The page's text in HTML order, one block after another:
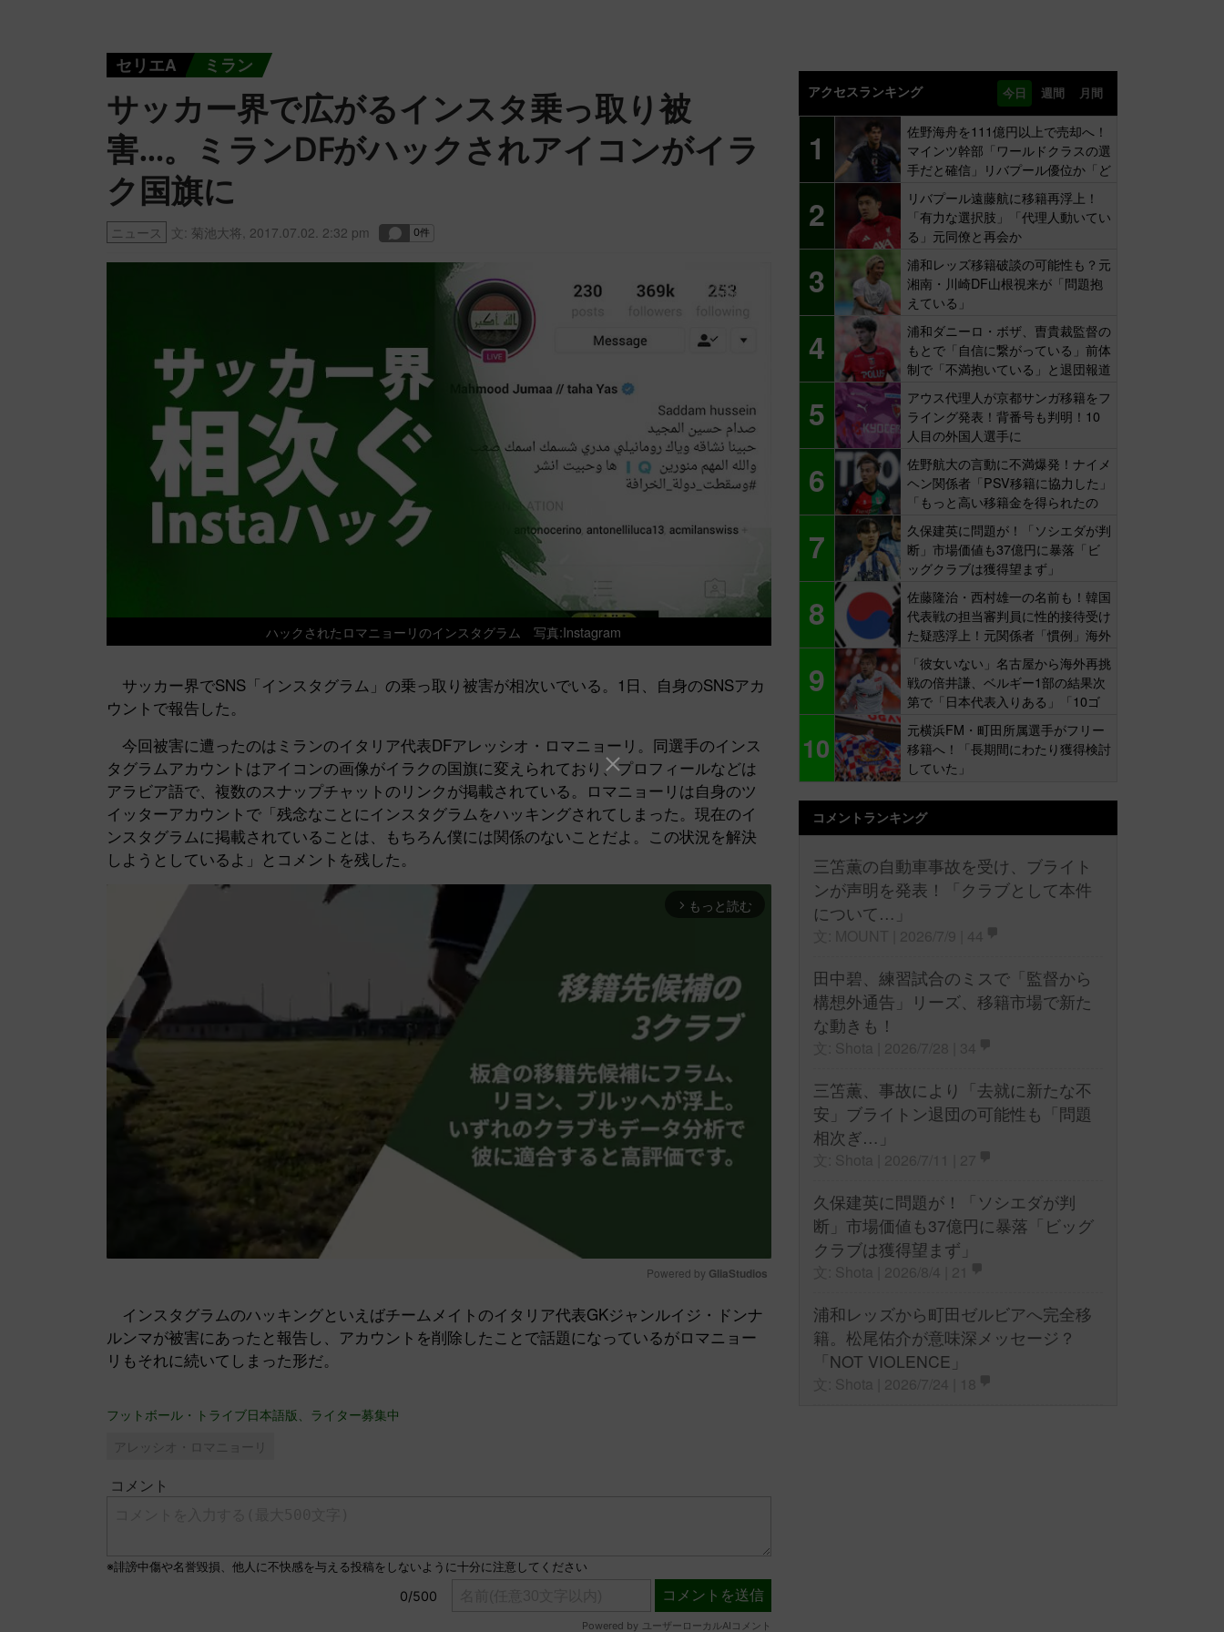
セリエA ミラン
サッカー界で広がるインスタ乗っ取り被
害…。ミランDFがハックされアイコンがイラ
ク国旗に
ニュース 文: 菊池大将 2017.07.02. 2:32 pm
ハックされたロマニョーリのインスタグラム 写真:Instagram
サッカー界でSNS「インスタグラム」の乗っ取り被害が相次いでいる。1日、自身のSNSアカ
ウントで報告した。
今回被害に遭ったのはミランのイタリア代表DFアレッシオ・ロマニョーリ。同選手のインス
タグラムアカウントはアイコンの画像がイラクの国旗に変えられており、プロフィールなどは
アラビア語で、複数のスナップチャットのリンクが掲載されている。ロマニョーリは自身のツ
イッターアカウントで「残念なことにインスタグラムをハッキングされてしまった。現在のイ
ンスタグラムに掲載されていることは、もちろん僕には関係のないことだよ。この状況を解決
しようとしているよ」とコメントを残した。
arrow_forward_ios もっと読む
Mute
Powered by GliaStudios
インスタグラムのハッキングといえばチームメイトのイタリア代表GKジャンルイジ・ドンナ
ルンマが被害にあったと報告し、アカウントを削除したことで話題になっているがロマニョー
リもそれに続いてしまった形だ。
フットボール・トライブ日本語版、ライター募集中
アレッシオ・ロマニョーリ
アクセスランキング 今日 週間 月間
1
佐野海舟を111億円以上で売却へ！
マインツ幹部「ワールドクラスの選
手だと確信」リバプール優位か「ど
ちらかだ」
2
リバプール遠藤航に移籍再浮上！
「有力な選択肢」「代理人動いてい
る」元同僚と再会か
3
浦和レッズ移籍破談の可能性も？元
湘南・川崎DF山根視来が「問題抱
えている」
4
浦和ダニーロ・ボザ、曺貴裁監督の
もとで「自信に繋がっている」前体
制で「不満抱いている」と退団報道
5
アウス代理人が京都サンガ移籍をフ
ライング発表！背番号も判明！10
人目の外国人選手に
6
佐野航大の言動に不満爆発！ナイメ
ヘン関係者「PSV移籍に協力した」
「もっと高い移籍金を得られたの
に…」
7
久保建英に問題が！「ソシエダが判
断」市場価値も37億円に暴落「ビ
ッグクラブは獲得望まず」
8
佐藤隆治・西村雄一の名前も！韓国
代表戦の担当審判員に性的接待受け
た疑惑浮上！元関係者「慣例」海外
報道
9
「彼女いない」名古屋から海外再挑
戦の倍井謙、ベルギー1部の結果次
第で「日本代表入りある」「10ゴ
ール目標」
10
元横浜FM・町田所属選手がフリー
移籍へ！「長期間にわたり獲得検討
していた」
コメントランキング
三笘薫の自動車事故を受け、ブライト
ンが声明を発表！「クラブとして本件
について…」
田中碧、練習試合のミスで「監督から
構想外通告」リーズ、移籍市場で新た
な動きも！
三笘薫、事故により「去就に新たな不
安」ブライトン退団の可能性も「問題
相次ぎ…」
久保建英に問題が！「ソシエダが判
断」市場価値も37億円に暴落「ビッグ
クラブは獲得望まず」
浦和レッズから町田ゼルビアへ完全移
籍。松尾佑介が意味深メッセージ？
「NOT VIOLENCE」